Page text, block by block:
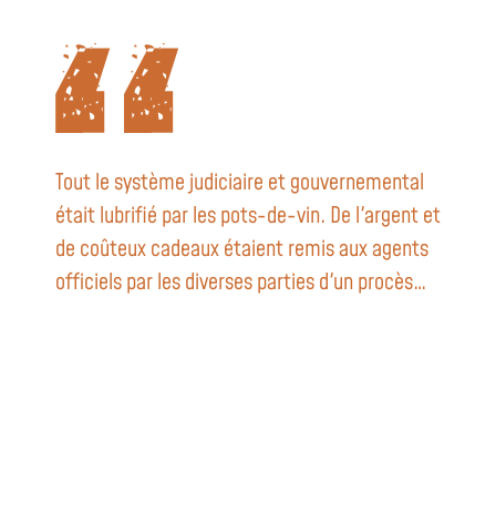
Tout le système judiciaire et gouvernemental
était lubrifié par les pots-de-vin. De l'argent et
de coûteux cadeaux étaient remis aux agents
officiels par les diverses parties d'un procès…